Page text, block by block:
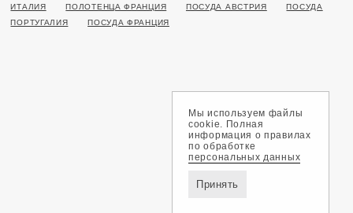
ИТАЛИЯ
ПОЛОТЕНЦА ФРАНЦИЯ ПОСУДА АВСТРИЯ
ПОСУДА
ПОРТУГАЛИЯ
ПОСУДА ФРАНЦИЯ
Мы используем файлы
cookie. Полная
информация о правилах
по обработке
персональных данных
Принять